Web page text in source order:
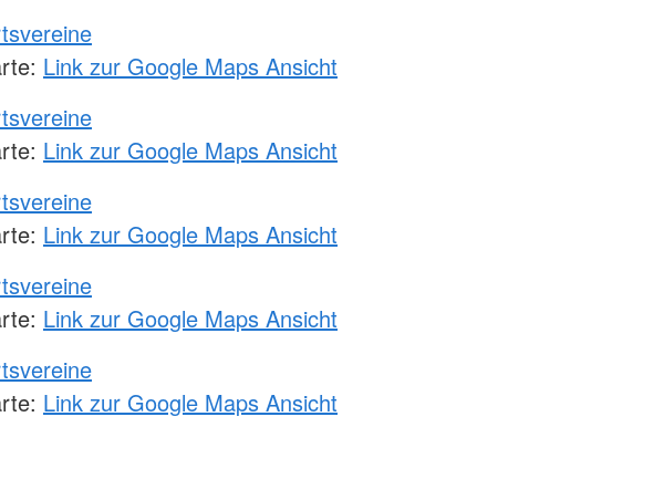
Link zur Google Maps Ansicht
Link zur Google Maps Ansicht
Link zur Google Maps Ansicht
Link zur Google Maps Ansicht
Link zur Google Maps Ansicht